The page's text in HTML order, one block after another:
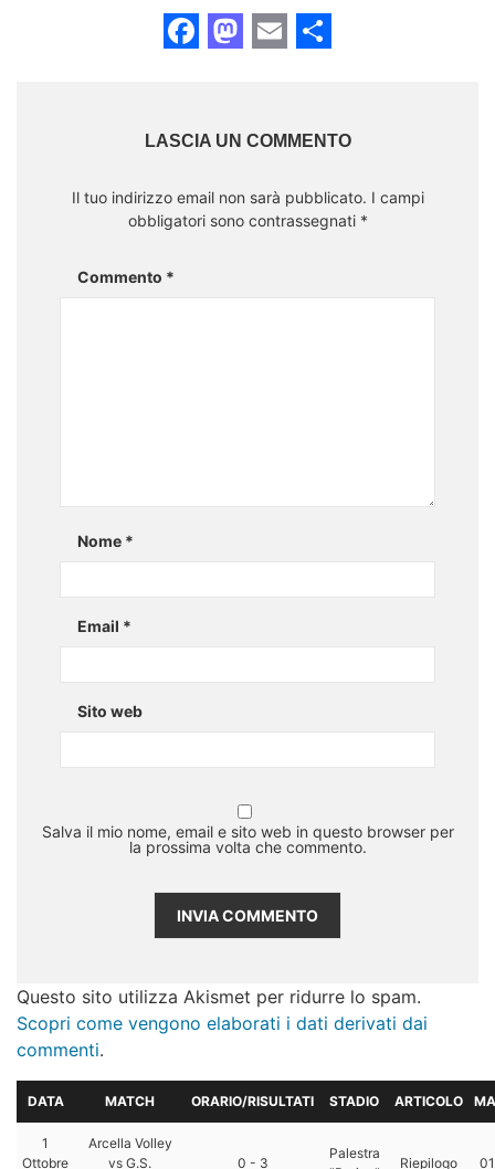
LASCIA UN COMMENTO
Il tuo indirizzo email non sarà pubblicato. I campi
obbligatori sono contrassegnati *
Commento *
Nome *
Email *
Sito web
Salva il mio nome, email e sito web in questo browser per
la prossima volta che commento.
Questo sito utilizza Akismet per ridurre lo spam.
Scopri come vengono elaborati i dati derivati dai
commenti.
DATA MATCH ORARIO/RISULTATI STADIO ARTICOLO
1
Ottobre
Arcella Volley
vs G.S.
0 - 3
Palestra
Riepilogo